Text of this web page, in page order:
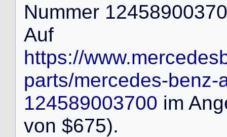
Nummer 12458900370
Auf
https://
parts/mercedes-benz-
124589003700 im Ang
von $675).